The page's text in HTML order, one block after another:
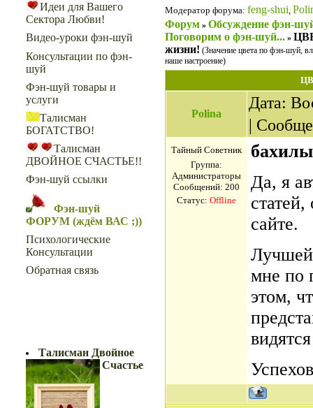
Идеи для Вашего
Сектора Любви!
Видео-уроки фэн-шуй
Консультации по фэн-
шуй
Фэн-шуй товары и
услуги
Талисман
БОГАТСТВО!
Талисман
ДВОЙНОЕ СЧАСТЬЕ!!
Фэн-шуй ссылки
Фэн-шуй
ФОРУМ (ждём ВАС ;))
Психологические
Консультации
Обратная связь
Талисман Двойное
Счастье
Модератор форума: feng-shui,
Форум » Обсуждение фэн-
Поговорим о фэн-шуй... »
жизни! (Значение цвета по фэн-шуй,
наше настроение)
Polina
Дата:
|
Тайный Советник
Группа:
Администраторы
Сообщений: 200
Статус: Offline
бахилы
Да, я
сайте.
Лучшей
мне по
этом,